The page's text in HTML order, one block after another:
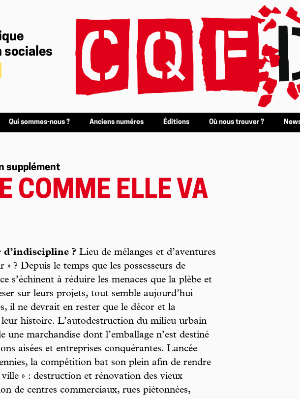
sociales
Qui sommes-nous ? Anciens numéros Éditions Où nous trouver ?
supplément
COMME ELLE VA
? Lieu de mélanges et d’aventures
» ? Depuis le temps que les possesseurs de
s’échinent à réduire les menaces que la plèbe et
sur leurs projets, tout semble aujourd’hui
il ne devrait en rester que le décor et la
leur histoire. L’autodestruction du milieu urbain
une marchandise dont l’emballage n’est destiné
aisées et entreprises conquérantes. Lancée
la compétition bat son plein afin de rendre
» : destruction et rénovation des vieux
de centres commerciaux, rues piétonnées,